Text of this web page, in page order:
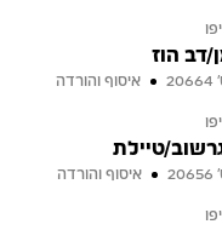
דב הוז
איסוף והורדה
טיילת
איסוף והורדה